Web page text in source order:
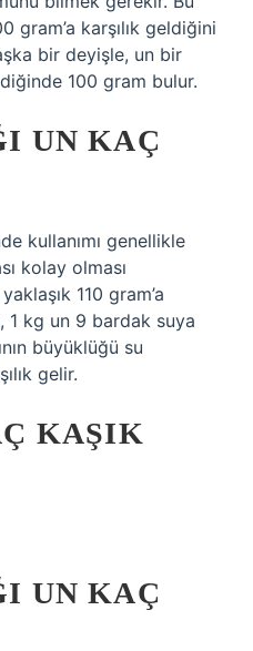
gram’a karşılık geldiğini
bir deyişle, un bir
100 gram bulur.
UN KAÇ
kullanımı genellikle
kolay olması
110 gram’a
1 kg un 9 bardak suya
büyüklüğü su
gelir.
KAŞIK
UN KAÇ